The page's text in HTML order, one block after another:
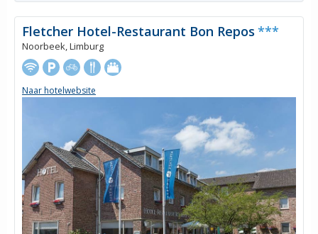
Fletcher Hotel-Restaurant Bon Repos ***
Noorbeek, Limburg
Naar hotelwebsite